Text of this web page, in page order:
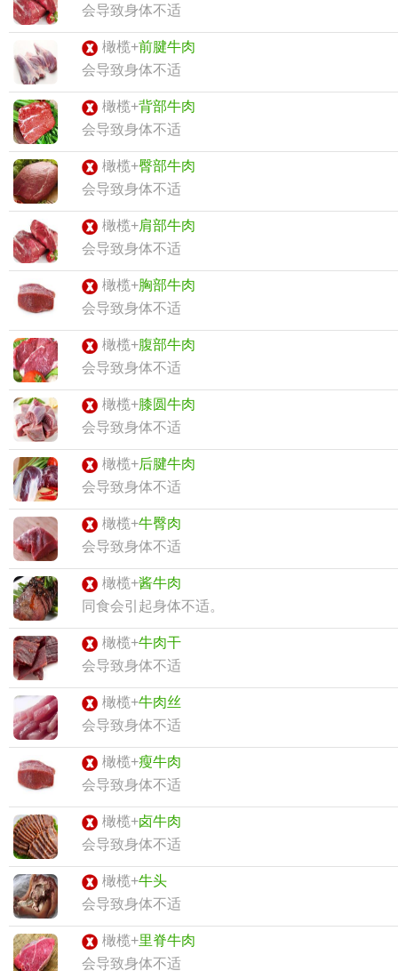
会导致身体不适
橄榄+前腱牛肉
会导致身体不适
橄榄+背部牛肉
会导致身体不适
橄榄+臀部牛肉
会导致身体不适
橄榄+肩部牛肉
会导致身体不适
橄榄+胸部牛肉
会导致身体不适
橄榄+腹部牛肉
会导致身体不适
橄榄+膝圆牛肉
会导致身体不适
橄榄+后腱牛肉
会导致身体不适
橄榄+牛臀肉
会导致身体不适
橄榄+酱牛肉
同食会引起身体不适。
橄榄+牛肉干
会导致身体不适
橄榄+牛肉丝
会导致身体不适
橄榄+瘦牛肉
会导致身体不适
橄榄+卤牛肉
会导致身体不适
橄榄+牛头
会导致身体不适
橄榄+里脊牛肉
会导致身体不适